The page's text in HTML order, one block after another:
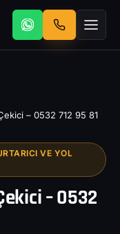
– 0532 712 95 81
VE YOL
– 0532